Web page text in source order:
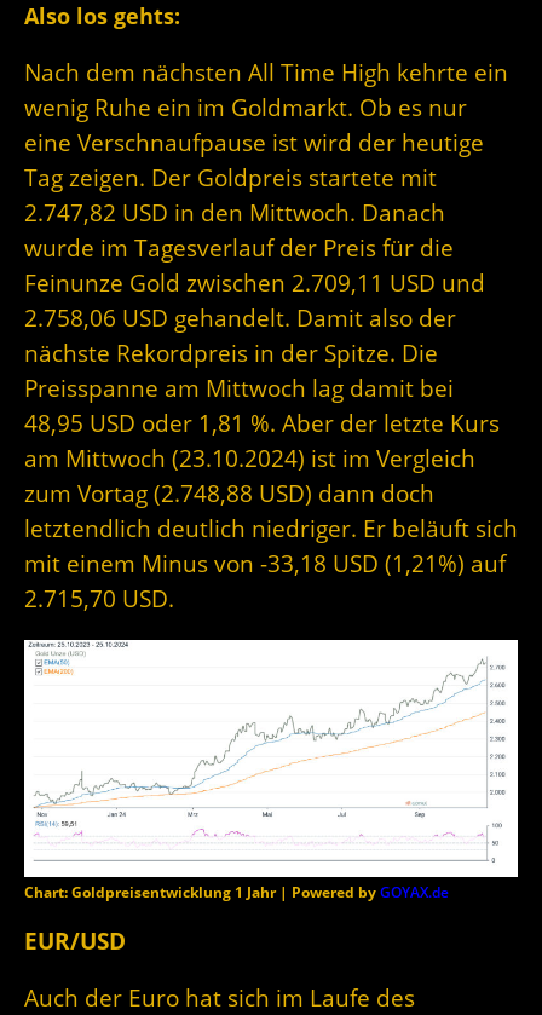
Also los gehts:
Nach dem nächsten All Time High kehrte ein
wenig Ruhe ein im Goldmarkt. Ob es nur
eine Verschnaufpause ist wird der heutige
Tag zeigen. Der Goldpreis startete mit
2.747,82 USD in den Mittwoch. Danach
wurde im Tagesverlauf der Preis für die
Feinunze Gold zwischen 2.709,11 USD und
2.758,06 USD gehandelt. Damit also der
nächste Rekordpreis in der Spitze. Die
Preisspanne am Mittwoch lag damit bei
48,95 USD oder 1,81 %. Aber der letzte Kurs
am Mittwoch (23.10.2024) ist im Vergleich
zum Vortag (2.748,88 USD) dann doch
letztendlich deutlich niedriger. Er beläuft sich
mit einem Minus von -33,18 USD (1,21%) auf
2.715,70 USD.
Chart: Goldpreisentwicklung 1 Jahr | Powered byGOYAX.de
EUR/USD
Auch der Euro hat sich im Laufe des